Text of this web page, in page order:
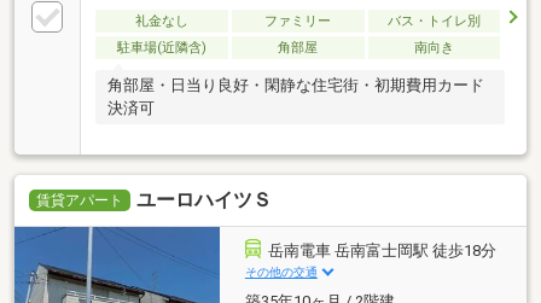
礼金なし ファミリー
バス・トイレ別
駐車場(近隣含)
角部屋 南向き
角部屋・日当り良好・閑静な住宅街・初期費用カード
決済可
賃貸アパート ユーロハイツＳ
岳南電車 岳南富士岡駅 徒歩18分
その他の交通